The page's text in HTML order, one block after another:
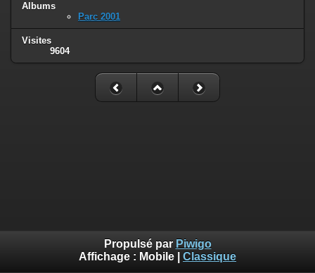
Albums
Parc 2001
Visites
9604
Propulsé par Piwigo
Affichage : Mobile Classique